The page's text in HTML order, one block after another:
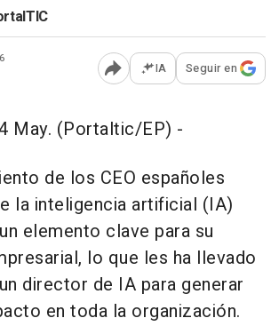
Abrir opciones para
IA Seguir en
May. (Portaltic/EP) -
de los CEO españoles
la inteligencia artificial (IA)
elemento clave para su
lo que les ha llevado
director de IA para generar
en toda la organización.